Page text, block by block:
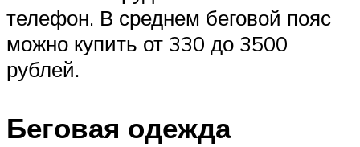
телефон. В среднем беговой пояс
можно купить от 330 до 3500
рублей.
Беговая одежда